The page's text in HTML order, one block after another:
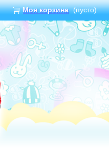
Моя корзина (пусто)